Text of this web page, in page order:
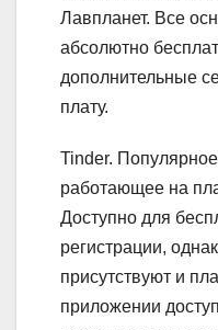
Лавпланет. Все
абсолютно
дополнительные
плату.
Tinder.
работающее на
Доступно для
регистрации,
присутствуют и
приложении